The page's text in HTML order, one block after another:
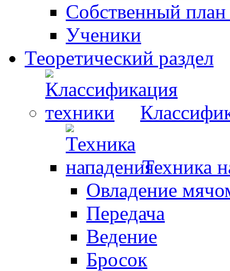
Собственный
Ученики
Теоретический раздел
Техника
Овладение
Передача
Ведение
Бросок